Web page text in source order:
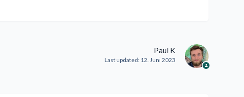
Paul K
Last updated: 12. Juni 2023